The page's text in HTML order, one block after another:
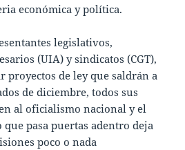
económica y política.
legislativos,
(UIA) y sindicatos (CGT),
proyectos de ley que saldrán a
de diciembre, todos sus
al oficialismo nacional y el
pasa puertas adentro deja
poco o nada